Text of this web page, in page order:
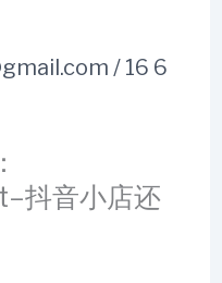
/ 16 6
抖音小店还